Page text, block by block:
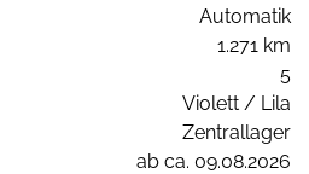
Automatik
1.271 km
5
Violett / Lila
Zentrallager
ab ca. 09.08.2026